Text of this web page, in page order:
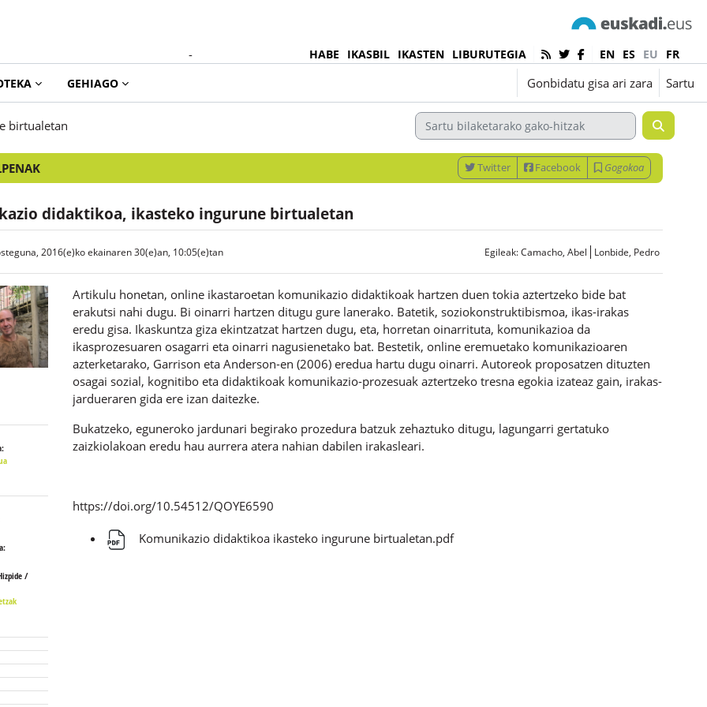
- HABE IKASBIL IKASTEN LIBURUTEGIA EN ES EU
FR
GEHIAGO Gonbidatu gisa ari zara Sartu
birtualetan
Twitter Facebook Gogokoa
didaktikoa, ikasteko ingurune birtualetan
2016(e)ko ekainaren 30(e)an, 10:05(e)tan Egileak:Camacho, Abel Lonbide, Pedro
/
Artikulu honetan, online ikastaroetan komunikazio didaktikoak hartzen duen tokia aztertzeko bide bat
erakutsi nahi dugu. Bi oinarri hartzen ditugu gure lanerako. Batetik, soziokonstruktibismoa, ikas-irakas
eredu gisa. Ikaskuntza giza ekintzatzat hartzen dugu, eta, horretan oinarrituta, komunikazioa da
ikasprozesuaren osagarri eta oinarri nagusienetako bat. Bestetik, online eremuetako komunikazioaren
azterketarako, Garrison eta Anderson-en (2006) eredua hartu dugu oinarri. Autoreok proposatzen dituzten
osagai sozial, kognitibo eta didaktikoak komunikazio-prozesuak aztertzeko tresna egokia izateaz gain, irakas-
jardueraren gida ere izan daitezke.
Bukatzeko, eguneroko jardunari begirako prozedura batzuk zehaztuko ditugu, lagungarri gertatuko
zaizkiolakoan eredu hau aurrera atera nahian dabilen irakasleari.
https://doi.org/10.54512/QOYE6590
Komunikazio didaktikoa ikasteko ingurune birtualetan.pdf